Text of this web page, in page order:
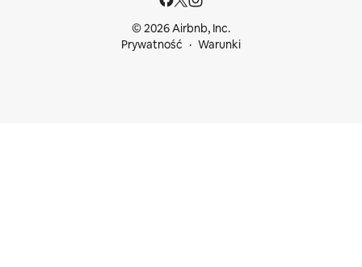
© 2026 Airbnb, Inc.
Prywatność
Warunki